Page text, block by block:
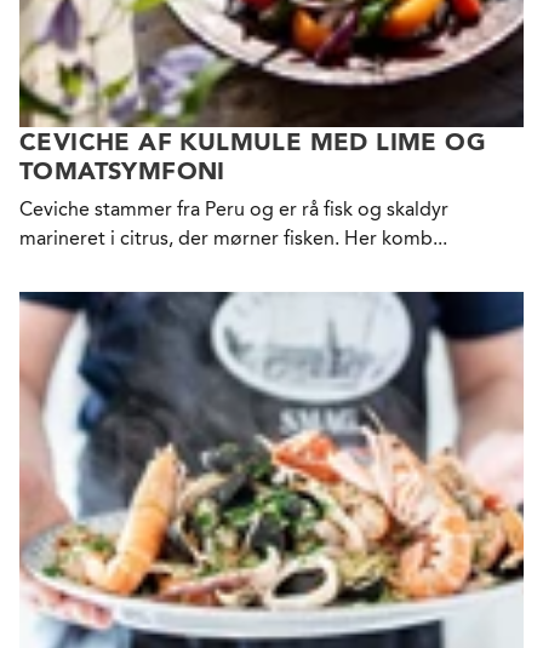
CEVICHE AF KULMULE MED LIME OG
TOMATSYMFONI
Ceviche stammer fra Peru og er rå fisk og skaldyr
marineret i citrus, der mørner fisken. Her komb...